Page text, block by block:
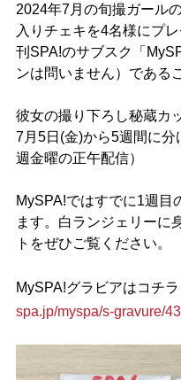
2024年7月の旬撮ガール
入りチェキを4名様にプ
刊SPA!のサブスク「
ンは問いません）である
彼女の撮り下ろし秘蔵カ
7月5日(金)から5週間に
週金曜の正午配信）
MySPA!ではすでに1週目
ます。白ランジェリーに
トをぜひご覧ください。
MySPA!グラビアはコチ
spa.jp/myspa/s-gravure/